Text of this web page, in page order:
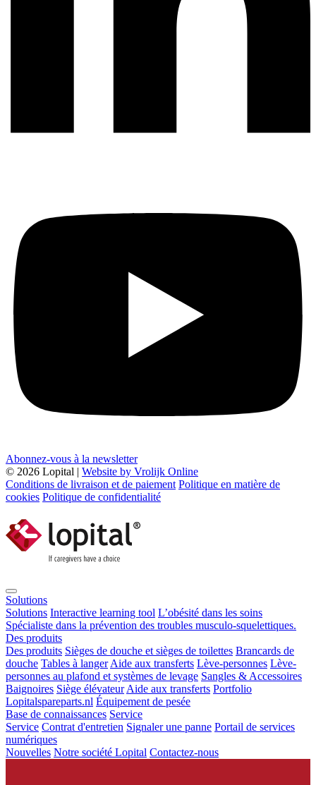
Abonnez-vous à la newsletter
© 2026 Lopital | Website by Vrolijk Online
Conditions de livraison et de paiement Politique en matière de
cookies Politique de confidentialité
Solutions
Solutions Interactive learning tool L’obésité dans les soins
Spécialiste dans la prévention des troubles musculo-squelettiques.
Des produits
Des produits Sièges de douche et sièges de toilettes Brancards de
douche Tables à langer Aide aux transferts Lève-personnes Lève-
personnes au plafond et systèmes de levage Sangles & Accessoires
Baignoires Siège élévateur Aide aux transferts Portfolio
Lopitalspareparts.nl Équipement de pesée
Base de connaissances Service
Service Contrat d'entretien Signaler une panne Portail de services
numériques
Nouvelles Notre société Lopital Contactez-nous